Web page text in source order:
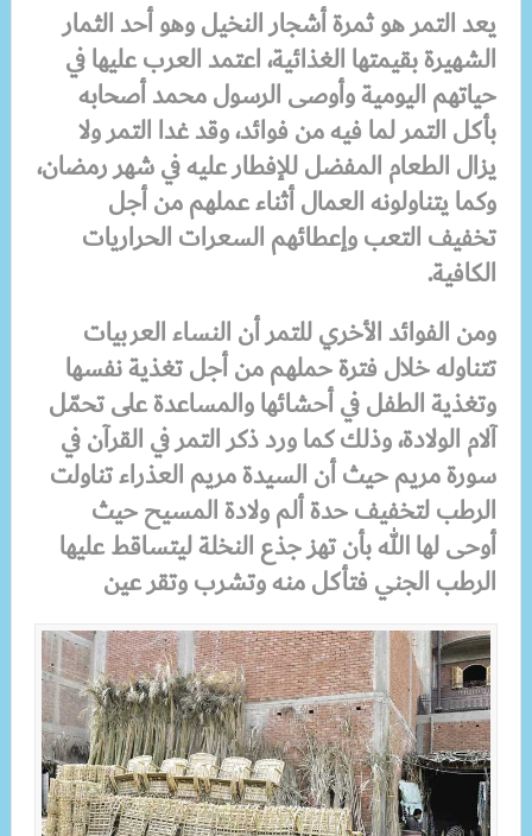
يعد التمر هو ثمرة أشجار النخيل وهو أحد الثمار
الشهيرة بقيمتها الغذائية، اعتمد العرب عليها في
حياتهم اليومية وأوصى الرسول محمد أصحابه
بأكل التمر لما فيه من فوائد، وقد غدا التمر ولا
يزال الطعام المفضل للإفطار عليه في شهر رمضان،
وكما يتناولونه العمال أثناء عملهم من أجل
تخفيف التعب وإعطائهم السعرات الحراريات
الكافية.
ومن الفوائد الأخري للتمر أن النساء العربيات
تتناوله خلال فترة حملهم من أجل تغذية نفسها
وتغذية الطفل في أحشائها والمساعدة على تحمّل
آلام الولادة، وذلك كما ورد ذكر التمر في القرآن في
سورة مريم حيث أن السيدة مريم العذراء تناولت
الرطب لتخفيف حدة ألم ولادة المسيح حيث
أوحى لها الله بأن تهز جذع النخلة ليتساقط عليها
الرطب الجني فتأكل منه وتشرب وتقر عين